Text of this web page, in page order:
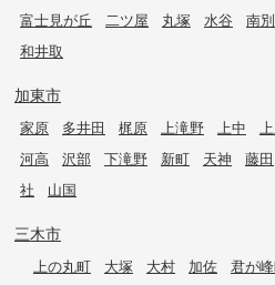
富士見が丘
二ツ屋 丸塚 水谷 南
和井取
加東市
家原 多井田 梶原 上滝野 上中
河高
沢部 下滝野 新町 天神 藤田
社
山国
三木市
上の丸町 大塚 大村 加佐 君が